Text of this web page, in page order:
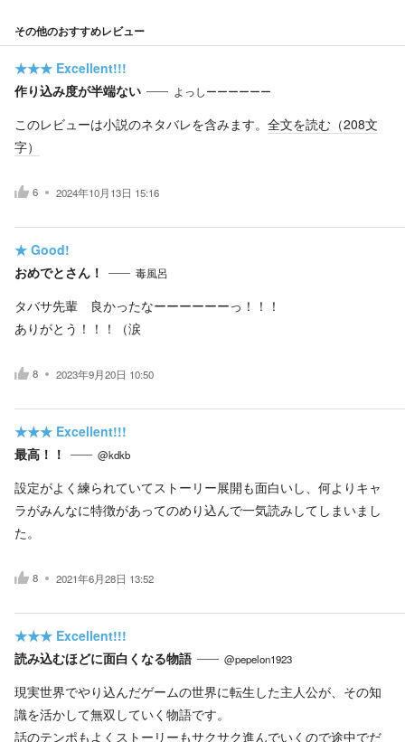
その他のおすすめレビュー
★★★ Excellent!!!
作り込み度が半端ない
よっしーーーーーー
このレビューは小説のネタバレを含みます。 全文を読む（208文
字）
6 2024年10月13日 15:16
★ Good!
おめでとさん！
毒風呂
タバサ先輩 良かったなーーーーーーっ！！！
ありがとう！！！（涙
8 2023年9月20日 10:50
★★★ Excellent!!!
最高！！
@kdkb
設定がよく練られていてストーリー展開も面白いし、何よりキャ
ラがみんなに特徴があってのめり込んで一気読みしてしまいまし
た。
8 2021年6月28日 13:52
★★★ Excellent!!!
読み込むほどに面白くなる物語
@pepelon1923
現実世界でやり込んだゲームの世界に転生した主人公が、その知
識を活かして無双していく物語です。
話のテンポもよくストーリーもサクサク進んでいくので途中でだ